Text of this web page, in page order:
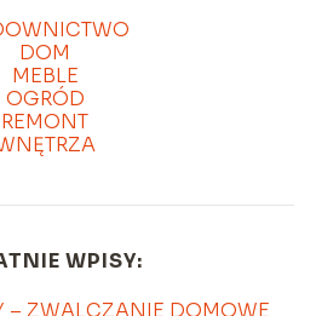
DOM
MEBLE
OGRÓD
REMONT
WPISY:
– ZWALCZANIE DOMOWE